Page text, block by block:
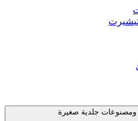
جلدية صغيرة